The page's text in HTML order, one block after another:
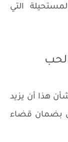
التي
هذا أن يزيد
بضمان قضاء